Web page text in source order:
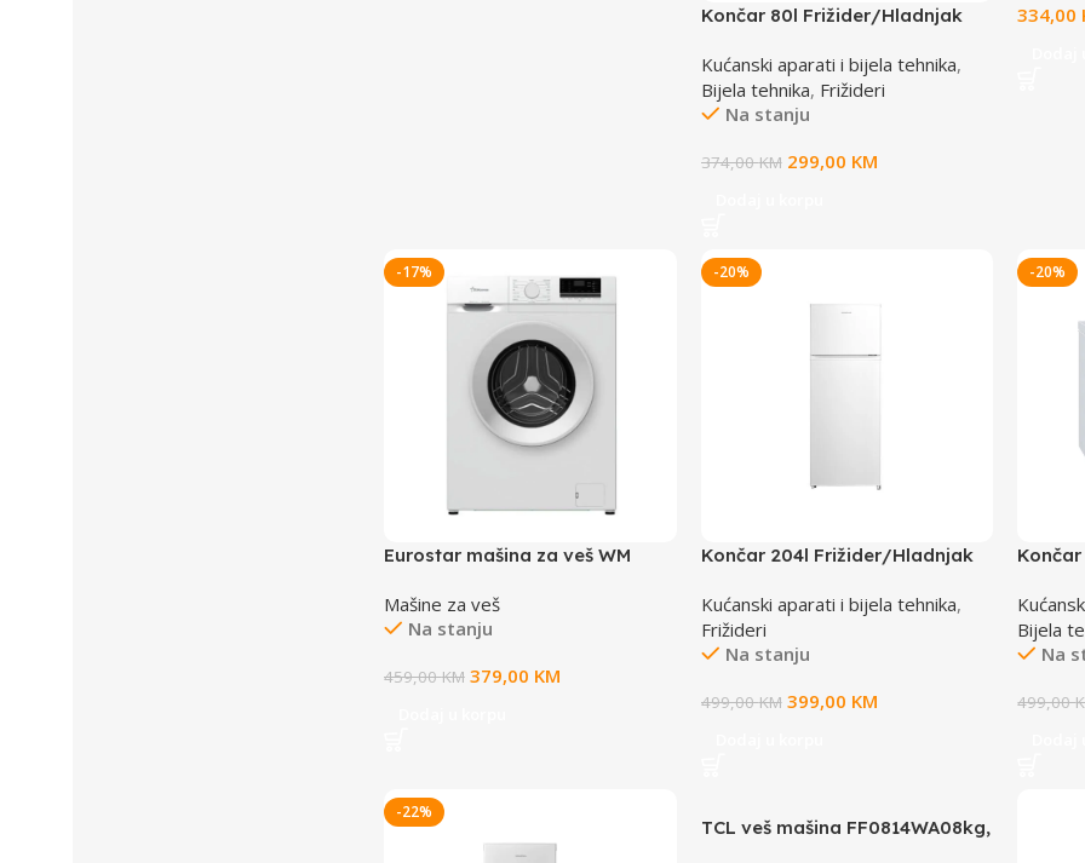
Končar 80l Frižider/Hladnjak
Kućanski aparati i bijela tehnika,
Bijela tehnika, Frižideri
Na stanju
374,00KM 299,00 KM
334,00
-17%
Eurostar mašina za veš WM
Mašine za veš
Na stanju
459,00KM 379,00 KM
-20%
Končar 204l Frižider/Hladnjak
Kućanski aparati i bijela tehnika,
Frižideri
Na stanju
499,00KM 399,00 KM
-20%
Bijela
Na
499,00
-22%
TCL veš mašina FF0814WA08kg,